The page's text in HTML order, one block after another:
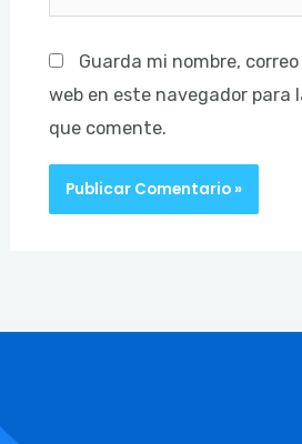
Guarda mi nombre,
web en este navegador para
que comente.